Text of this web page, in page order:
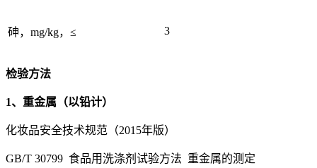
砷，mg/kg，≤ 3
检验方法
1、重金属（以铅计）
化妆品安全技术规范（2015年版）
GB/T 30799 食品用洗涤剂试验方法 重金属的测定